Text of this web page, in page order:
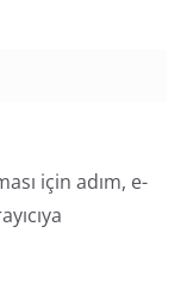
için adım, e-